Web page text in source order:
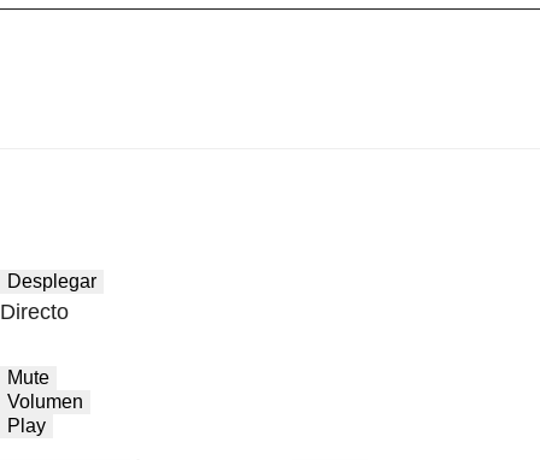
Desplegar
Directo
Mute
Volumen
Play